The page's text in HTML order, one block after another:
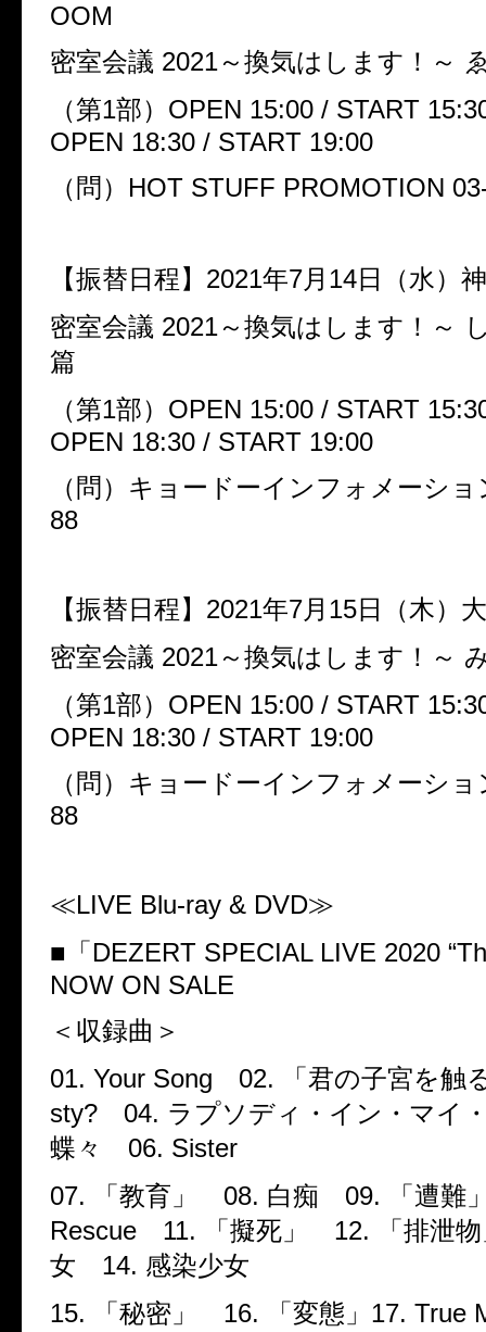
OOM
密室会議 2021～換気はします！～
（第1部） OPEN 15:00 / START
OPEN 18:30 / START 19:00
（問） HOT STUFF PROMOTION
【振替日程】 2021年7月 14日（水）
密室会議 2021～換気はします！～
篇
（第1部） OPEN 15:00 / START
OPEN 18:30 / START 19:00
（問）キョードーインフォメーショ
88
【振替日程】 2021年7月 15日（木）
密室会議 2021～換気はします！～
（第1部） OPEN 15:00 / START
OPEN 18:30 / START 19:00
（問）キョードーインフォメーショ
88
≪LIVE Blu-ray & DVD≫
■「 DEZERT SPECIAL LIVE 2020 “
NOW ON SALE
＜収録曲＞
01. Your Song
02.
「君の子宮を
sty?
04. ラプソディ・イン・マ
蝶々 06. Sister
07.
「教育」 08. 白痴 09.
「遭
Rescue
11. 「擬死」 12.
「排泄
女 14. 感染少女
15.
「秘密」 16. 「変態」 17. True